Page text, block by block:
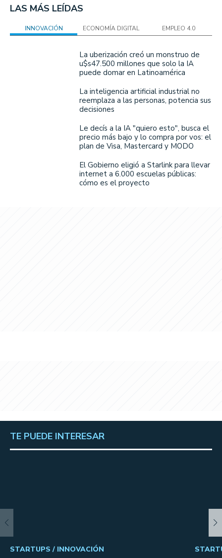
LAS MÁS LEÍDAS
INNOVACIÓN ECONOMÍA DIGITAL EMPLEO 4.0
La uberización creó un monstruo de
u$s47.500 millones que solo la IA
puede domar en Latinoamérica
La inteligencia artificial industrial no
reemplaza a las personas, potencia sus
decisiones
Le decís a la IA "quiero esto", busca el
precio más bajo y lo compra por vos: el
plan de Visa, Mastercard y MODO
El Gobierno eligió a Starlink para llevar
internet a 6.000 escuelas públicas:
cómo es el proyecto
TE PUEDE INTERESAR
STARTUPS / INNOVACIÓN